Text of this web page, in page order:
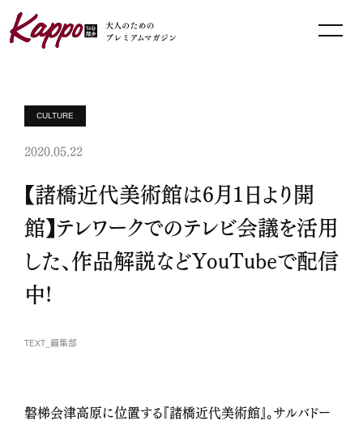
CULTURE
2020.05.22
【諸橋近代美術館は6月1日より開
館】テレワークでのテレビ会議を活用
した、作品解説などYouTubeで配信
中!
TEXT_編集部
磐梯会津高原に位置する『諸橋近代美術館』。サルバドー